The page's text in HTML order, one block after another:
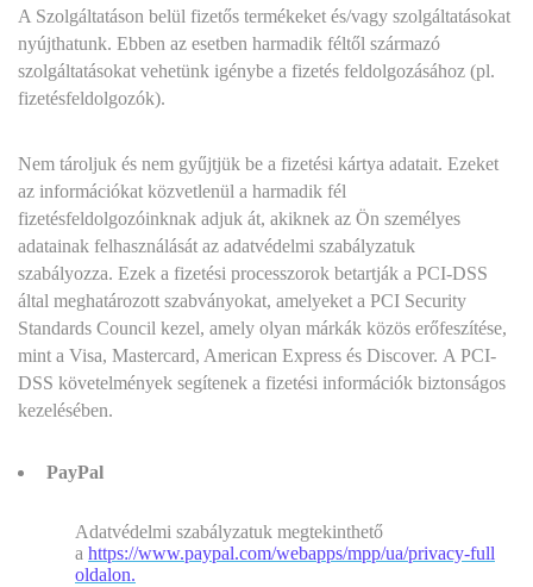
A Szolgáltatáson belül fizetős termékeket és/vagy szolgáltatásokat
nyújthatunk. Ebben az esetben harmadik féltől származó
szolgáltatásokat vehetünk igénybe a fizetés feldolgozásához (pl.
fizetésfeldolgozók).
Nem tároljuk és nem gyűjtjük be a fizetési kártya adatait. Ezeket
az információkat közvetlenül a harmadik fél
fizetésfeldolgozóinknak adjuk át, akiknek az Ön személyes
adatainak felhasználását az adatvédelmi szabályzatuk
szabályozza. Ezek a fizetési processzorok betartják a PCI-DSS
által meghatározott szabványokat, amelyeket a PCI Security
Standards Council kezel, amely olyan márkák közös erőfeszítése,
mint a Visa, Mastercard, American Express és Discover. A PCI-
DSS követelmények segítenek a fizetési információk biztonságos
kezelésében.
PayPal
Adatvédelmi szabályzatuk megtekinthető
a https://www.paypal.com/webapps/mpp/ua/privacy-full
oldalon.